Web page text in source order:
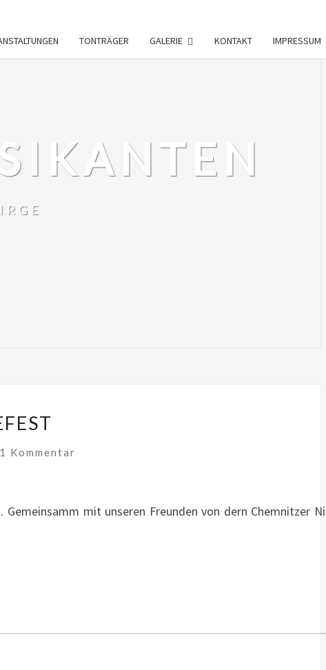
TONTRÄGER GALERIE KONTAKT IMPRESSUM
Kommentare
1 Kommentar
mit unseren Freunden von dern Chemnitzer